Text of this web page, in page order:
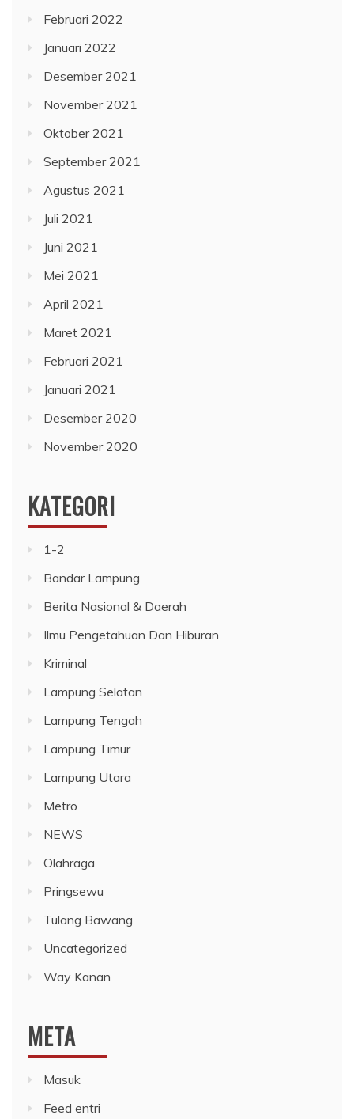
Februari 2022
Januari 2022
Desember 2021
November 2021
Oktober 2021
September 2021
Agustus 2021
Juli 2021
Juni 2021
Mei 2021
April 2021
Maret 2021
Februari 2021
Januari 2021
Desember 2020
November 2020
KATEGORI
1-2
Bandar Lampung
Berita Nasional & Daerah
Ilmu Pengetahuan Dan Hiburan
Kriminal
Lampung Selatan
Lampung Tengah
Lampung Timur
Lampung Utara
Metro
NEWS
Olahraga
Pringsewu
Tulang Bawang
Uncategorized
Way Kanan
META
Masuk
Feed entri